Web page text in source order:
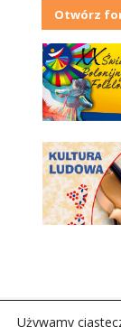
Otwórz
Używamy